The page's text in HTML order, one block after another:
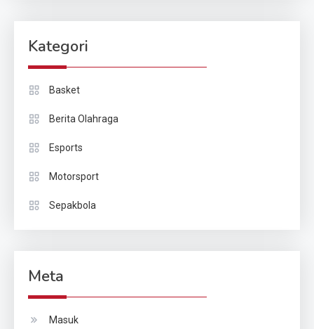
Kategori
Basket
Berita Olahraga
Esports
Motorsport
Sepakbola
Meta
Masuk